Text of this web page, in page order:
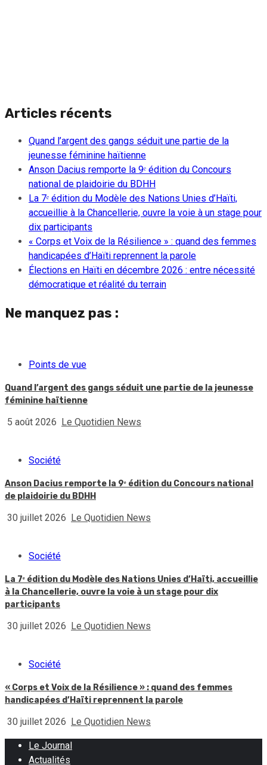
Articles récents
Quand l’argent des gangs séduit une partie de la
jeunesse féminine haïtienne
Anson Dacius remporte la 9ᵉ édition du Concours
national de plaidoirie du BDHH
La 7ᵉ édition du Modèle des Nations Unies d’Haïti,
accueillie à la Chancellerie, ouvre la voie à un stage pour
dix participants
« Corps et Voix de la Résilience » : quand des femmes
handicapées d’Haïti reprennent la parole
Élections en Haïti en décembre 2026 : entre nécessité
démocratique et réalité du terrain
Ne manquez pas :
Points de vue
Quand l’argent des gangs séduit une partie de la jeunesse
féminine haïtienne
5 août 2026 Le Quotidien News
Société
Anson Dacius remporte la 9ᵉ édition du Concours national
de plaidoirie du BDHH
30 juillet 2026 Le Quotidien News
Société
La 7ᵉ édition du Modèle des Nations Unies d’Haïti, accueillie
à la Chancellerie, ouvre la voie à un stage pour dix
participants
30 juillet 2026 Le Quotidien News
Société
« Corps et Voix de la Résilience » : quand des femmes
handicapées d’Haïti reprennent la parole
30 juillet 2026 Le Quotidien News
Le Journal
Actualités